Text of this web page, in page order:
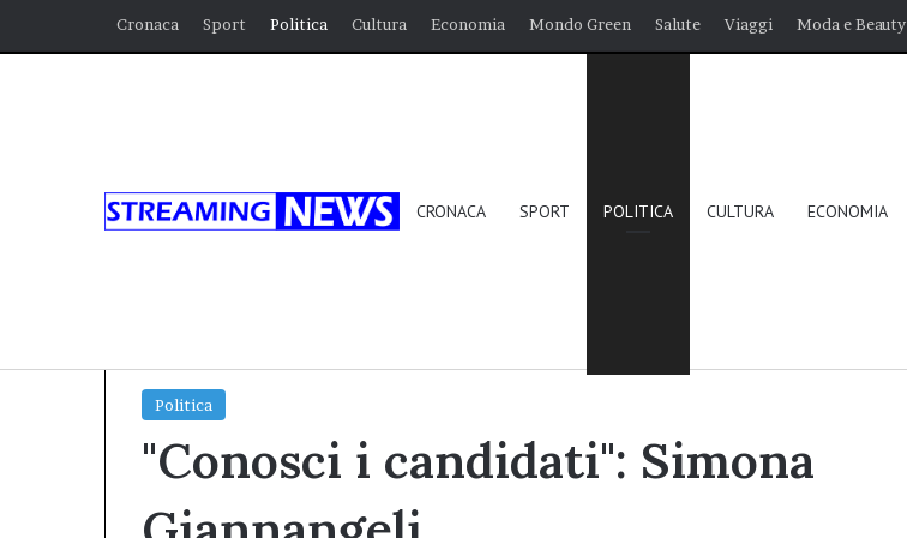
Cronaca Sport Politica Cultura Economia Mondo Green Salute Viaggi Moda e Beauty
CRONACA SPORT POLITICA CULTURA ECONOMIA
Politica
"Conosci i candidati": Simona